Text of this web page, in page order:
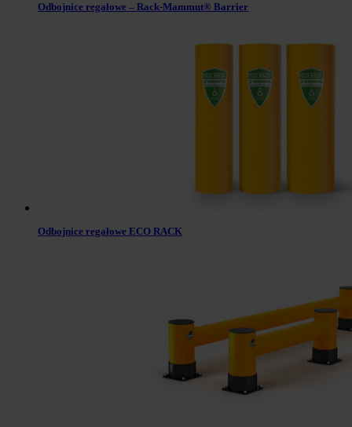
Odbojnice regałowe – Rack-Mammut® Barrier
Odbojnice regałowe ECO RACK